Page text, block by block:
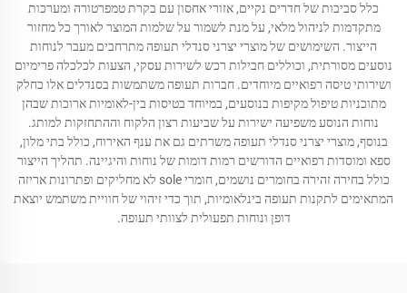
כלל סביבות של חדרים נקיים, אזורי אחסון עם בקרת טמפרטורה ומערכות
מתקדמות לניהול מלאי, על מנת לשמור על שלמות המוצר לאורך כל מחזור
הייצור. השימושים של מוצרי יצרני סנדלי תעופה מתרחבים מעבר לנוחות
נוסעים מסורתית, וכוללים חבילות רכש לשירות עסקי, הצעות לכלכלה פרימיום
ושירותי טיסה רפואיים מיוחדים. חברות תעופה משתמשות בסנדלים אלו כחלק
מתוכניות טיפול מקיפות בנוסעים, במיוחד בטיסות בין-לאומיות ארוכות שבהן
נוחות הנוסע משפיעה ישירות על שביעות רצון הלקוח וההתחזקות למותג.
בנוסף, מוצרי יצרני סנדלי תעופה משרתים גם את ענף האירוח, כולל בתי מלון,
ספא ומוסדות רפואיים הדורשים רמות דומות של נוחות והיגיינה. תהליך הייצור
כולל בחירה זהירה בחומרים נושמים, חומרי sole לא מחליקים ופתרונות אריזה
המתאימים לתקנות תעופה בינלאומיות, תוך כדי זיהוי של חוויית משתמש יוצאת
דופן ונוחות תפעולית לצוותי תעופה.